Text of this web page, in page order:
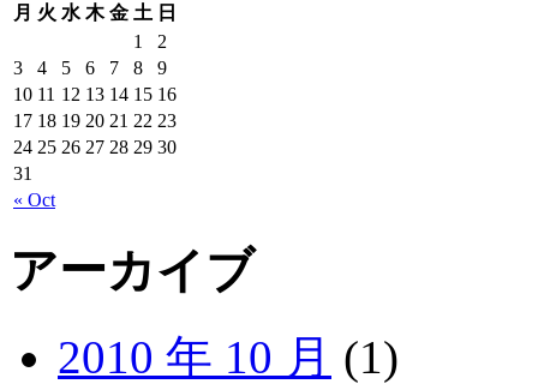
月 火 水 木 金 土 日
« Oct
1
2
3
4 5 6 7 8
9
10 11 12 13 14 15 16
17 18 19 20 21 22 23
24 25 26 27 28 29 30
31
アーカイブ
2010 年 10 月 (1)